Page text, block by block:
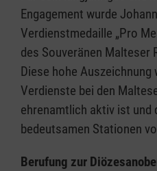
Engagement wurde
Verdienstmedaille „Pro
des Souveränen Malteser
Diese hohe
Verdienste bei den
ehrenamtlich aktiv ist und
bedeutsamen Stationen
Berufung zur